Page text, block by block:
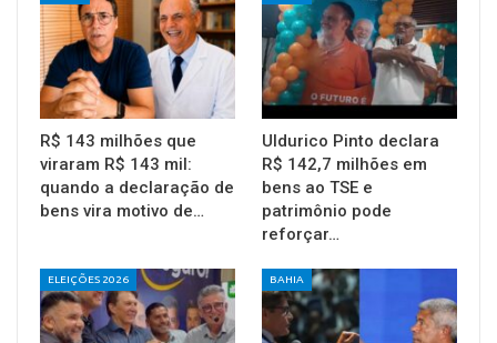
R$ 143 milhões que
viraram R$ 143 mil:
quando a declaração de
bens vira motivo de…
Uldurico Pinto declara
R$ 142,7 milhões em
bens ao TSE e
patrimônio pode
reforçar…
ELEIÇÕES 2026 BAHIA